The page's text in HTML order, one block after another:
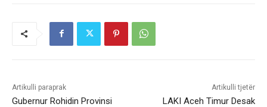
Artikulli paraprak
Gubernur Rohidin Provinsi
Artikulli tjetër
LAKI Aceh Timur Desak